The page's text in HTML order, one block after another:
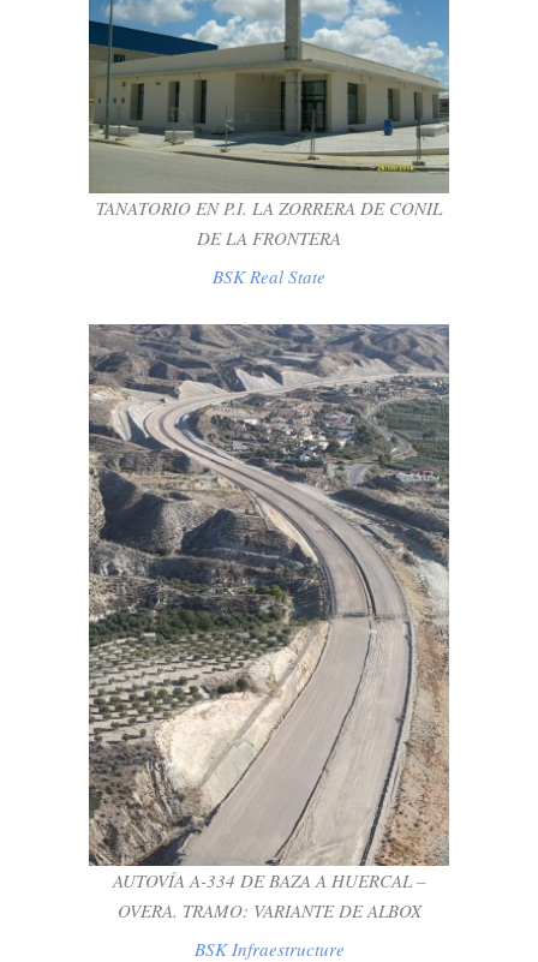
TANATORIO EN P.I. LA ZORRERA DE
CONIL DE LA FRONTERA
BSK Real State
TANATORIO EN P.I. LA ZORRERA DE CONIL
DE LA FRONTERA
BSK Real State
AUTOVÍA A-334 DE BAZA A HUERCAL –
OVERA. TRAMO: VARIANTE DE ALBOX
BSK Infraestructure
AUTOVÍA A-334 DE BAZA A HUERCAL –
OVERA. TRAMO: VARIANTE DE ALBOX
BSK Infraestructure